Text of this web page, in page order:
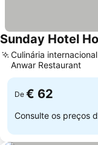
Sunday Hotel
Culinária
Anwar Restaurant
De € 62
Consulte os preços